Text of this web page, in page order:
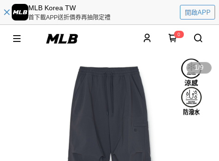
MLB Korea TW
首下載APP送折價券再抽限定禮
開啟APP
0
1/9